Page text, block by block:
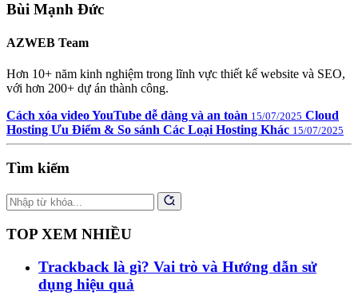
Bùi Mạnh Đức
AZWEB Team
Hơn 10+ năm kinh nghiệm trong lĩnh vực thiết kế website và SEO,
với hơn 200+ dự án thành công.
Cách xóa video YouTube dễ dàng và an toàn 15/07/2025 Cloud
Hosting Ưu Điểm & So sánh Các Loại Hosting Khác 15/07/2025
Tìm kiếm
TOP XEM NHIỀU
Trackback là gì? Vai trò và Hướng dẫn sử
dụng hiệu quả